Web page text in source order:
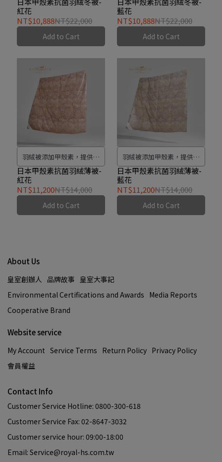
強纖維的強度。 具有抗菌特
性，有效抑制細菌繁殖，保
持被子清潔衛生。選用高品
提供極致的舒適感。甲殼素
羽絨被提供持久的保暖效
果，讓您在寒冷的夜晚感受
到溫暖和舒適，符合日本JIS
標準，確保產品的品質和安
全達到最高標準。
紅花
NT$10,888NT$22,000
Add to Cart
強纖維的強度。 具有抗菌特
性，有效抑制細菌繁殖，保
持被子清潔衛生。選用高品
提供極致的舒適感。甲殼素
羽絨被提供持久的保暖效
果，讓您在寒冷的夜晚感受
到溫暖和舒適，符合日本JIS
標準，確保產品的品質和安
全達到最高標準。
藍花
NT$10,888NT$22,000
Add to Cart
羽絨被添加甲殼素，提供更
耐久和耐磨的特性，同時增
強纖維的強度。 具有抗菌特
性，有效抑制細菌繁殖，保
持被子清潔衛生。選用高品
果，讓您在寒冷的夜晚感受
標準，確保產品的品質和安
全達到最高標準。
日本甲殼素抗菌羽絨薄被-
紅花
NT$11,200NT$14,000
Add to Cart
羽絨被添加甲殼素，提供更
耐久和耐磨的特性，同時增
強纖維的強度。 具有抗菌特
性，有效抑制細菌繁殖，保
持被子清潔衛生。選用高品
全達到最高標準。
日本甲殼素抗菌羽絨薄被-
藍花
NT$11,200NT$14,000
Add to Cart
About Us
皇室創辦人 品牌故事 皇室大事記
Environmental Certifications and Awards Media Reports
Cooperative Brand
Website service
My Account Service Terms Return Policy Privacy Policy
會員權益
Contact Info
Customer Service Hotline: 0800-300-618
Customer Service Fax: 02-8647-3032
Customer service hour: 09:00-18:00
Email: Service@royal-hs.com.tw